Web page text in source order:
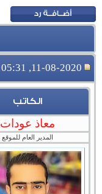
11-08-2020, 05:31 PM
الكاتب
معاذ عودات
المدير العام للموقع